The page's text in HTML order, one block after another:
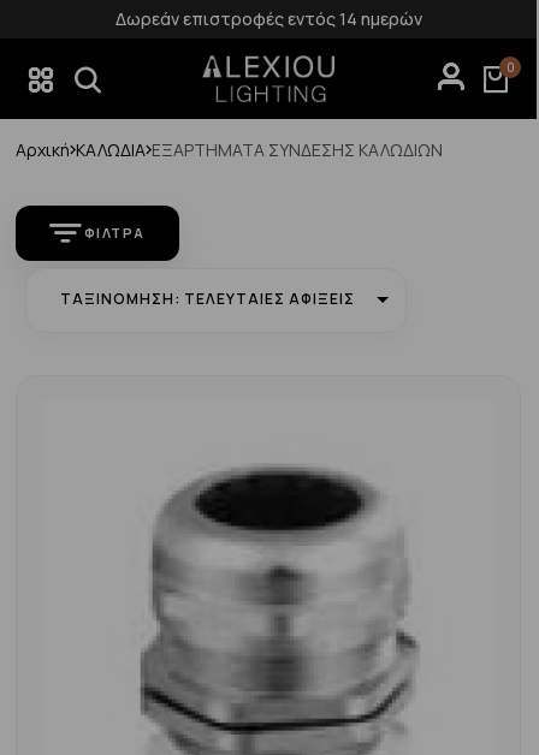
Δωρεάν επιστροφές εντός 14 ημερών
0
Αρχική ΚΑΛΩΔΙΑ ΕΞΑΡΤΗΜΑΤΑ ΣΥΝΔΕΣΗΣ ΚΑΛΩΔΙΩΝ
ΦΊΛΤΡΑ
ΤΑΞΙΝΌΜΗΣΗ: ΤΕΛΕΥΤΑΊΕΣ ΑΦΊΞΕΙΣ